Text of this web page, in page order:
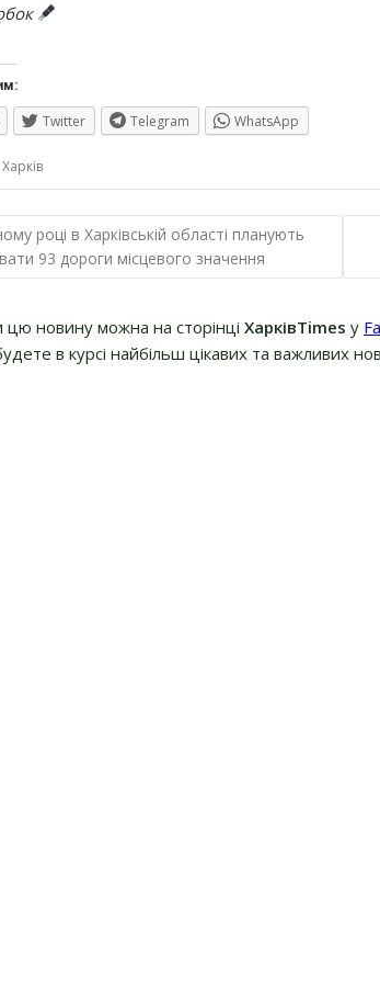
Twitter Telegram WhatsApp
Харків
році в Харківській області планують
93 дороги місцевого значення
новину можна на сторінці ХарківTimes у
в курсі найбільш цікавих та важливих